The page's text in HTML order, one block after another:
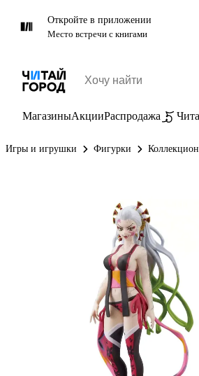
Откройте в приложении
Место встречи с книгами
МагазиныАкцииРаспродажа
Игры и игрушки Фигурки